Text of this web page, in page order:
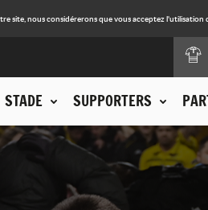
site, nous considérerons que vous acceptez l'utilisation
STADE SUPPORTERS